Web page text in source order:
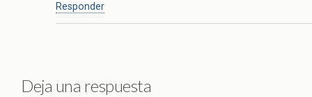
Responder
Deja una respuesta